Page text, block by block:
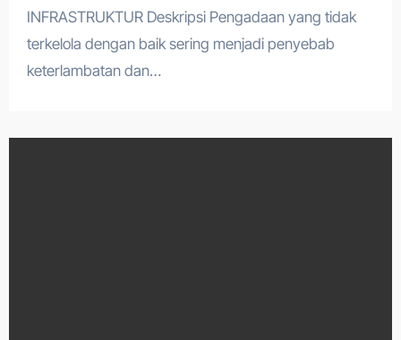
INFRASTRUKTUR Deskripsi Pengadaan yang tidak
terkelola dengan baik sering menjadi penyebab
keterlambatan dan…